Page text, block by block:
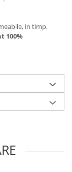
in timp,
100%